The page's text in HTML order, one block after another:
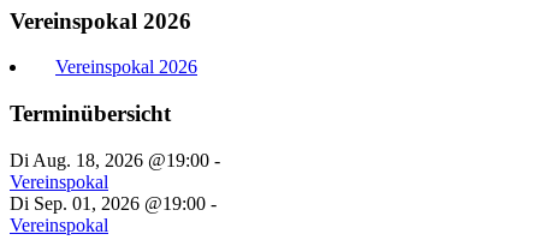
Vereinspokal 2026
Vereinspokal 2026
Terminübersicht
Di Aug. 18, 2026 @19:00 -
Vereinspokal
Di Sep. 01, 2026 @19:00 -
Vereinspokal